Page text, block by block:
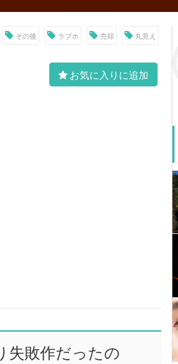
その後 ラブホ 売却 丸見え
お気に入りに追加
失敗作だったの